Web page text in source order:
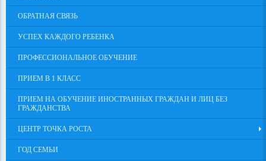
ОБРАТНАЯ СВЯЗЬ
УСПЕХ КАЖДОГО РЕБЕНКА
ПРОФЕССИОНАЛЬНОЕ ОБУЧЕНИЕ
ПРИЕМ В 1 КЛАСС
ПРИЕМ НА ОБУЧЕНИЕ ИНОСТРАННЫХ ГРАЖДАН И ЛИЦ БЕЗ
ГРАЖДАНСТВА
ЦЕНТР ТОЧКА РОСТА
ГОД СЕМЬИ